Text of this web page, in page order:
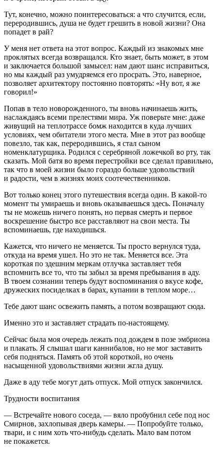
Тут, конечно, можно поинтересоваться: а что случится, если,
переродившись, душа не будет грешить в новой жизни? Она
попадет в рай?
У меня нет ответа на этот вопрос. Каждый из знакомых мне
проклятых всегда возвращался. Кто знает, быть может, в этом
и заключается большой замысел: нам дают шанс исправиться,
но мы каждый раз умудряемся его просрать. Это, наверное,
позволяет архитектору постоянно повторять: «Ну вот, я же
говорил!»
Попав в тело новорожденного, ты вновь начинаешь жить,
наслаждаясь всеми прелестями мира. Уж поверьте мне: даже
живущий на теплотрассе бомж находится в куда лучших
условиях, чем обитатели этого места. Мне в этот раз вообще
повезло, так как, переродившись, я стал сыном
номенклатурщика. Родился с серебряной ложечкой во рту, так
сказать. Мой батя во время перестройки все сделал правильно,
так что в моей жизни было гораздо больше удовольствий
и радости, чем в жизнях моих соотечественников.
Вот только конец этого путешествия всегда один. В какой-то
момент ты умираешь и вновь оказываешься здесь. Поначалу
ты не можешь ничего понять, но первая смерть и первое
воскрешение быстро все расставляют на свои места. Ты
вспоминаешь, где находишься.
Кажется, что ничего не меняется. Ты просто вернулся туда,
откуда на время ушел. Но это не так. Меняется все. Эта
короткая по здешним меркам отлучка заставляет тебя
вспомнить все то, что ты забыл за время пребывания в аду.
В твоем сознании теперь будут воспоминания о вкусе кофе,
дружеских посиделках в барах, купании в теплом море…
Тебе дают шанс освежить память, а потом возвращают сюда.
Именно это и заставляет страдать по-настоящему.
Сейчас была моя очередь лежать под дождем в позе эмбриона
и плакать. Я слышал шаги каннибалов, но не мог заставить
себя подняться. Память об этой короткой, но очень
насыщенной удовольствиями жизни жгла душу.
Даже в аду тебе могут дать отпуск. Мой отпуск закончился.
Трудности воспитания
— Встречайте нового соседа, — вяло пробубнил себе под нос
Смирнов, захлопывая дверь камеры. — Попробуйте только,
твари, и с ним хоть что-нибудь сделать. Мало вам потом
не покажется.